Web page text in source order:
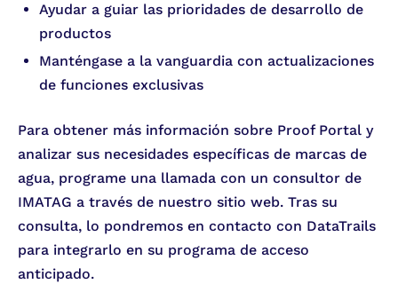
Ayudar a guiar las prioridades de desarrollo de
productos
Manténgase a la vanguardia con actualizaciones
de funciones exclusivas
Para obtener más información sobre Proof Portal y
analizar sus necesidades específicas de marcas de
agua, programe una llamada con un consultor de
IMATAG a través de nuestro sitio web. Tras su
consulta, lo pondremos en contacto con DataTrails
para integrarlo en su programa de acceso
anticipado.